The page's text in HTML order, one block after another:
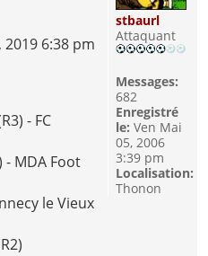
2019 6:38 pm
- FC
- MDA Foot
le Vieux
stbaurl
Attaquant
Messages:
682
Enregistré
le: Ven Mai
05, 2006
3:39 pm
Localisation:
Thonon